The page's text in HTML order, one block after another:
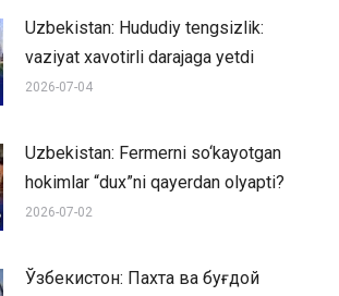
Uzbekistan: Hududiy tengsizlik:
vaziyat xavotirli darajaga yetdi
2026-07-04
Uzbekistan: Fermerni so‘kayotgan
hokimlar “dux”ni qayerdan olyapti?
2026-07-02
Ўзбекистон: Пахта ва буғдой